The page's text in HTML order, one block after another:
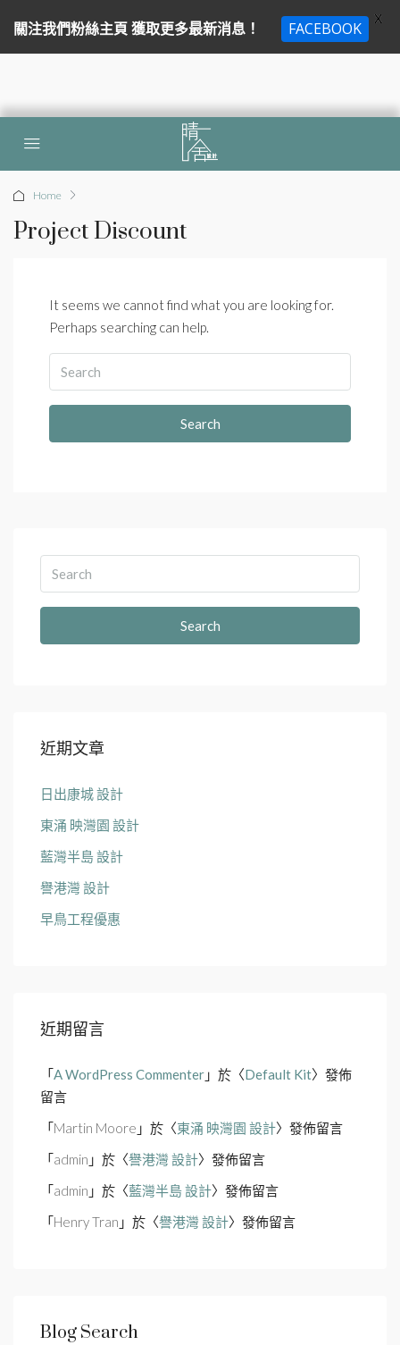
Home
Project Discount
It seems we cannot find what you are looking for.
Perhaps searching can help.
Search
Search
近期文章
日出康城 設計
東涌 映灣園 設計
藍灣半島 設計
譽港灣 設計
早鳥工程優惠
近期留言
「A WordPress Commenter 」於〈Default Kit〉發佈
留言
「Martin Moore 」於〈東涌 映灣園 設計〉發佈留言
「admin 」於〈譽港灣 設計〉發佈留言
「admin 」於〈藍灣半島 設計〉發佈留言
「Henry Tran 」於〈譽港灣 設計〉發佈留言
Blog Search
關注我們粉絲主頁 獲取更多最新消息！ FACEBOOK
X